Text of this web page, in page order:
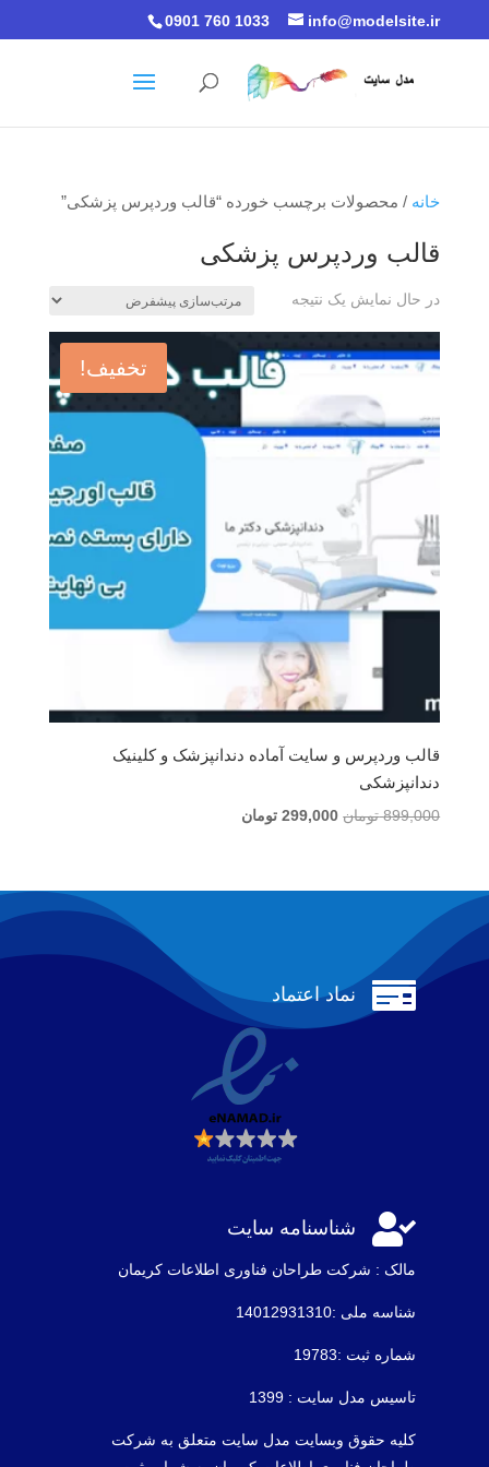
0901 760 1033 info@modelsite.ir
خانه / محصولات برچسب خورده “قالب وردپرس پزشکی”
قالب وردپرس پزشکی
در حال نمایش یک نتیجه
تخفیف!
قالب وردپرس و سایت آماده دندانپزشک و کلینیک
دندانپزشکی
899,000 تومان قیمت
بود.
299,000 تومانقیمت
است.
 نماد اعتماد
 شناسنامه سایت
مالک : شرکت طراحان فناوری اطلاعات كريمان
شناسه ملی :14012931310
شماره ثبت :19783
تاسیس مدل سایت : 1399
کلیه حقوق وبسایت مدل سایت متعلق به شرکت